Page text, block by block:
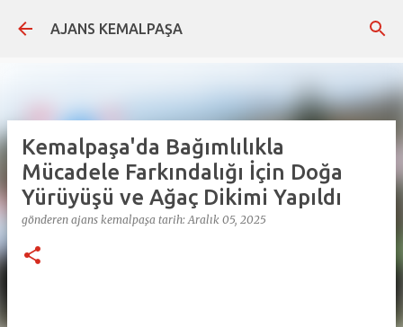
Ana içeriğe atla
AJANS KEMALPAŞA
Kemalpaşa'da Bağımlılıkla
Mücadele Farkındalığı İçin Doğa
Yürüyüşü ve Ağaç Dikimi Yapıldı
gönderen ajans kemalpaşa tarih:Aralık 05, 2025